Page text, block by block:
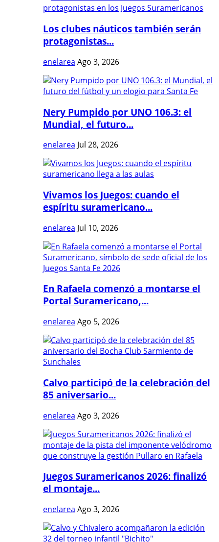
Los clubes náuticos también serán
protagonistas...
enelarea Ago 3, 2026
Nery Pumpido por UNO 106.3: el
Mundial, el futuro...
enelarea Jul 28, 2026
Vivamos los Juegos: cuando el
espíritu suramericano...
enelarea Jul 10, 2026
En Rafaela comenzó a montarse el
Portal Suramericano,...
enelarea Ago 5, 2026
Calvo participó de la celebración del
85 aniversario...
enelarea Ago 3, 2026
Juegos Suramericanos 2026: finalizó
el montaje...
enelarea Ago 3, 2026